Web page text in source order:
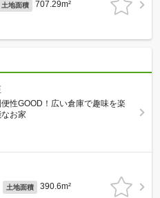
土地面積 707.29m²
性GOOD！広い倉庫で趣味を楽
お家
土地面積 390.6m²